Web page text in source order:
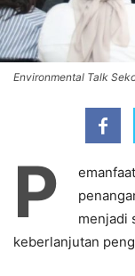
Environmental Talk
P
menjadi
keberlanjutan